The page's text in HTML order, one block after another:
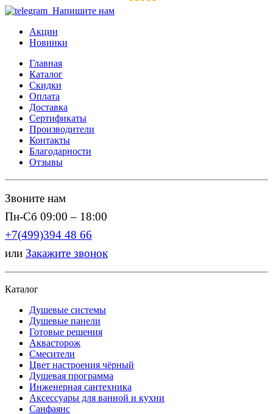
Напишите нам
Акции
Новинки
Главная
Каталог
Скидки
Оплата
Доставка
Сертификаты
Производители
Контакты
Благодарности
Отзывы
Звоните нам
Пн-Сб 09:00 – 18:00
+7(499)394 48 66
или Закажите звонок
Каталог
Душевые системы
Душевые панели
Готовые решения
Аквасторож
Смесители
Цвет настроения чёрный
Душевая программа
Инженерная сантехника
Аксессуары для ванной и кухни
Санфаянс